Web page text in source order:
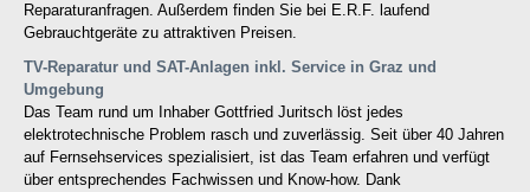
Reparaturanfragen. Außerdem finden Sie bei E.R.F. laufend
Gebrauchtgeräte zu attraktiven Preisen.
TV-Reparatur und SAT-Anlagen inkl. Service in Graz und
Umgebung
Das Team rund um Inhaber Gottfried Juritsch löst jedes
elektrotechnische Problem rasch und zuverlässig. Seit über 40 Jahren
auf Fernsehservices spezialisiert, ist das Team erfahren und verfügt
über entsprechendes Fachwissen und Know-how. Dank